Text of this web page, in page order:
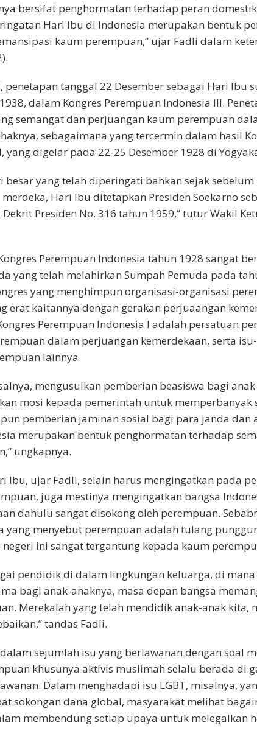
bersifat penghormatan terhadap peran
Hari Ibu di Indonesia merupakan bentuk
kaum perempuan,” ujar Fadli dalam
penetapan tanggal 22 Desember sebagai Hari Ibu
dalam Kongres Perempuan Indonesia III.
semangat dan perjuangan kaum perempuan
sebagaimana yang tercermin dalam hasil
yang digelar pada 22-25 Desember 1928 di
besar yang telah diperingati bahkan sejak sebelum
Hari Ibu ditetapkan Presiden Soekarno
Presiden No. 316 tahun 1959,” tutur Wakil
Perempuan Indonesia tahun 1928 sangat
yang telah melahirkan Sumpah Pemuda pada
yang menghimpun organisasi-organisasi
erat kaitannya dengan gerakan perjuaangan
Perempuan Indonesia I adalah persatuan
dalam perjuangan kemerdekaan, serta
lainnya.
mengusulkan pemberian beasiswa bagi
mosi kepada pemerintah untuk memperbanyak
pemberian jaminan sosial bagi para janda dan
merupakan bentuk penghormatan terhadap
ungkapnya.
Ibu, ujar Fadli, selain harus mengingatkan pada
juga mestinya mengingatkan bangsa
dahulu sangat disokong oleh perempuan.
yang menyebut perempuan adalah tulang
ini sangat tergantung kepada kaum
pendidik di dalam lingkungan keluarga, di
bagi anak-anaknya, masa depan bangsa
Merekalah yang telah mendidik anak-anak kita,
tandas Fadli.
sejumlah isu yang berlawanan dengan soal
khusunya aktivis muslimah selalu berada di
Dalam menghadapi isu LGBT, misalnya,
sokongan dana global, masyarakat melihat
membendung setiap upaya untuk melegalkan